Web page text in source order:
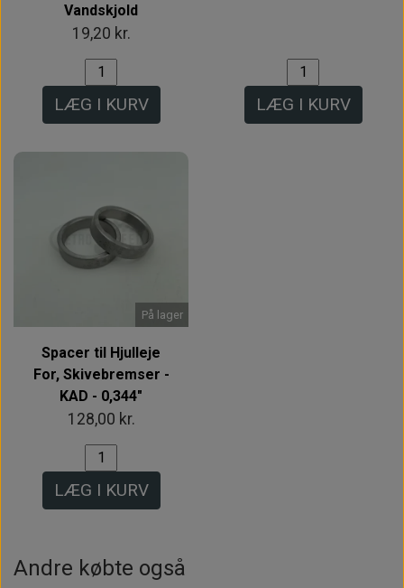
Vandskjold
19,20 kr.
LÆG I KURV LÆG I KURV
På lager
Spacer til Hjulleje
For, Skivebremser -
KAD - 0,344"
128,00 kr.
LÆG I KURV
Andre købte også